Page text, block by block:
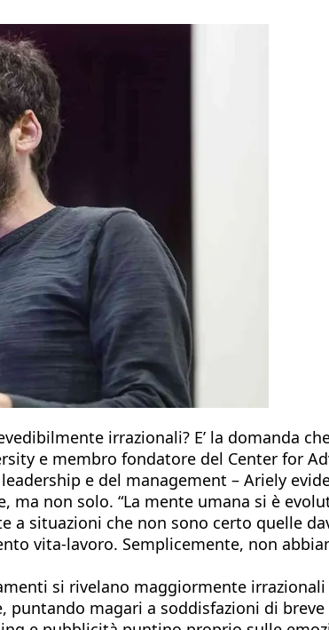
irrazionali? E’ la domanda
e membro fondatore del Center for
e del management – Ariely
ma non solo. “La mente umana si è
situazioni che non sono certo quelle
vita-lavoro. Semplicemente, non
si rivelano maggiormente
magari a soddisfazioni di